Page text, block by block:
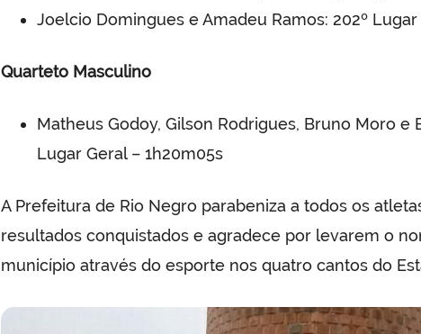
Joelcio Domingues e Amadeu Ramos: 202º Lugar
Quarteto Masculino
Matheus Godoy, Gilson Rodrigues, Bruno Moro e
Lugar Geral – 1h20m05s
A Prefeitura de Rio Negro parabeniza a todos os
resultados conquistados e agradece por levarem o
município através do esporte nos quatro cantos do